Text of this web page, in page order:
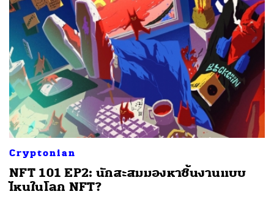
Cryptonian
NFT 101 EP2: นักสะสมมองหาชิ้นงานแบบ
ไหนในโลก NFT?